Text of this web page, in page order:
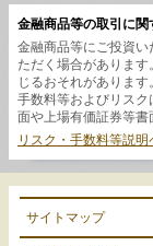
金融商品等の取引に
金融商品等にご投資
ただく場合がありま
じるおそれがあります。
手数料等およびリス
面や上場有価証券等書
リスク・手数料等説明
サイトマップ